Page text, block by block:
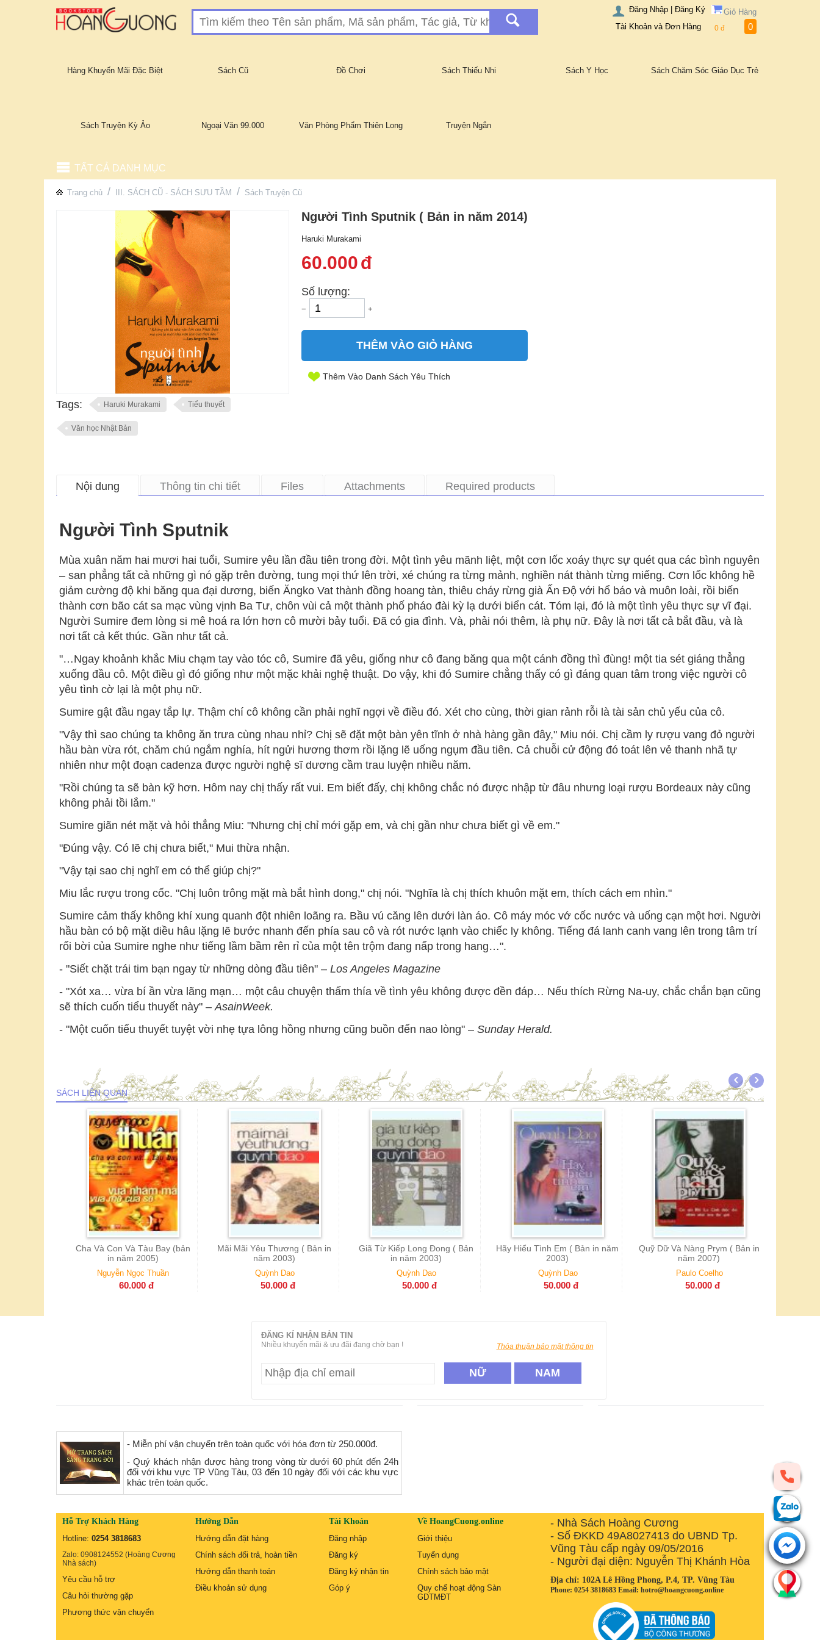
Giỏ Hàng
0đ 0
Đăng Nhập | Đăng Ký
Tài Khoản và Đơn Hàng
Hàng Khuyến Mãi Đặc Biệt Sách Cũ Đồ Chơi Sách Thiếu Nhi Sách Y Học Sách Chăm Sóc Giáo Dục Trẻ
Sách Truyện Kỳ Ảo Ngoại Văn 99.000 Văn Phòng Phẩm Thiên Long Truyện Ngắn
TẤT CẢ DANH MỤC
Trang chủ / III. SÁCH CŨ - SÁCH SƯU TẦM / Sách Truyện Cũ
Tags: Haruki Murakami Tiểu thuyết
Văn học Nhật Bản
Người Tình Sputnik ( Bản in năm 2014)
Haruki Murakami
60.000đ
Số lượng:
− +
THÊM VÀO GIỎ HÀNG
Thêm Vào Danh Sách Yêu Thích
Nội dung Thông tin chi tiết Files Attachments Required products
Người Tình Sputnik
Mùa xuân năm hai mươi hai tuổi, Sumire yêu lần đầu tiên trong đời. Một tình yêu mãnh liệt, một cơn lốc xoáy thực sự quét qua các bình nguyên
– san phẳng tất cả những gì nó gặp trên đường, tung mọi thứ lên trời, xé chúng ra từng mảnh, nghiền nát thành từng miếng. Cơn lốc không hề
giảm cường độ khi băng qua đại dương, biến Ăngko Vat thành đồng hoang tàn, thiêu cháy rừng già Ấn Độ với hổ báo và muôn loài, rồi biến
thành cơn bão cát sa mạc vùng vịnh Ba Tư, chôn vùi cả một thành phố pháo đài kỳ lạ dưới biển cát. Tóm lại, đó là một tình yêu thực sự vĩ đại.
Người Sumire đem lòng si mê hoá ra lớn hơn cô mười bảy tuổi. Đã có gia đình. Và, phải nói thêm, là phụ nữ. Đây là nơi tất cả bắt đầu, và là
nơi tất cả kết thúc. Gần như tất cả.
"…Ngay khoảnh khắc Miu chạm tay vào tóc cô, Sumire đã yêu, giống như cô đang băng qua một cánh đồng thì đùng! một tia sét giáng thẳng
xuống đầu cô. Một điều gì đó giống như một mặc khải nghệ thuật. Do vậy, khi đó Sumire chẳng thấy có gì đáng quan tâm trong việc người cô
yêu tình cờ lại là một phụ nữ.
Sumire gật đầu ngay tắp lự. Thậm chí cô không cần phải nghĩ ngợi về điều đó. Xét cho cùng, thời gian rảnh rỗi là tài sản chủ yếu của cô.
"Vậy thì sao chúng ta không ăn trưa cùng nhau nhỉ? Chị sẽ đặt một bàn yên tĩnh ở nhà hàng gần đây," Miu nói. Chị cầm ly rượu vang đỏ người
hầu bàn vừa rót, chăm chú ngắm nghía, hít ngửi hương thơm rồi lặng lẽ uống ngụm đầu tiên. Cả chuỗi cử động đó toát lên vẻ thanh nhã tự
nhiên như một đoạn cadenza được người nghệ sĩ dương cầm trau luyện nhiều năm.
"Rồi chúng ta sẽ bàn kỹ hơn. Hôm nay chị thấy rất vui. Em biết đấy, chị không chắc nó được nhập từ đâu nhưng loại rượu Bordeaux này cũng
không phải tồi lắm."
Sumire giãn nét mặt và hỏi thẳng Miu: "Nhưng chị chỉ mới gặp em, và chị gần như chưa biết gì về em."
"Đúng vậy. Có lẽ chị chưa biết," Mui thừa nhận.
"Vậy tại sao chị nghĩ em có thể giúp chị?"
Miu lắc rượu trong cốc. "Chị luôn trông mặt mà bắt hình dong," chị nói. "Nghĩa là chị thích khuôn mặt em, thích cách em nhìn."
Sumire cảm thấy không khí xung quanh đột nhiên loãng ra. Bầu vú căng lên dưới làn áo. Cô máy móc vớ cốc nước và uống cạn một hơi. Người
hầu bàn có bộ mặt diều hâu lặng lẽ bước nhanh đến phía sau cô và rót nước lạnh vào chiếc ly không. Tiếng đá lanh canh vang lên trong tâm trí
rối bời của Sumire nghe như tiếng lầm bầm rên rỉ của một tên trộm đang nấp trong hang…".
- "Siết chặt trái tim bạn ngay từ những dòng đầu tiên" – Los Angeles Magazine
- "Xót xa… vừa bí ần vừa lãng mạn… một câu chuyện thấm thía về tình yêu không được đền đáp… Nếu thích Rừng Na-uy, chắc chắn bạn cũng
sẽ thích cuốn tiểu thuyết này" –AsainWeek.
- "Một cuốn tiểu thuyết tuyệt vời nhẹ tựa lông hồng nhưng cũng buồn đến nao lòng" – Sunday Herald.
SÁCH LIÊN QUAN
Mãi Mãi Yêu Thương ( Bản in
năm 2003)
Quỳnh Dao
50.000
Giã Từ Kiếp Long Đong ( Bản
in năm 2003)
Quỳnh Dao
50.000
Hãy Hiểu Tình Em ( Bản in năm
2003)
Quỳnh Dao
50.000
Quỹ Dữ Và Nàng Prym ( Bản in
năm 2007)
Paulo Coelho
50.000
Những Lá Thư Không Gửi (bản
in năm 2007)
Susie Morgenstern
48.000
ĐĂNG KÍ NHẬN BẢN TIN
Nhiều khuyến mãi & ưu đãi đang chờ bạn ! Thỏa thuận bảo mật thông tin
NỮ NAM
- Miễn phí vận chuyển trên toàn quốc với hóa đơn từ 250.000đ.
- Quý khách nhận được hàng trong vòng từ dưới 60 phút đến 24h
đối với khu vực TP Vũng Tàu, 03 đến 10 ngày đối với các khu vực
khác trên toàn quốc.
Hỗ Trợ Khách Hàng
Hotline: 0254 3818683
Zalo: 0908124552 (Hoàng Cương
Nhà sách)
Yêu cầu hỗ trợ
Câu hỏi thường gặp
Phương thức vận chuyển
Hướng Dẫn
Hướng dẫn đặt hàng
Chính sách đổi trả, hoàn tiền
Hướng dẫn thanh toán
Điều khoản sử dụng
Tài Khoản
Đăng nhập
Đăng ký
Đăng ký nhận tin
Góp ý
Về HoangCuong.online
Giới thiệu
Tuyển dụng
Chính sách bảo mật
Quy chế hoạt động Sàn
GDTMĐT
- Nhà Sách Hoàng Cương
- Số ĐKKD 49A8027413 do UBND Tp.
Vũng Tàu cấp ngày 09/05/2016
- Người đại diện: Nguyễn Thị Khánh Hòa
Địa chỉ: 102A Lê Hồng Phong, P.4, TP. Vũng Tàu
Phone: 0254 3818683 Email: hotro@hoangcuong.online